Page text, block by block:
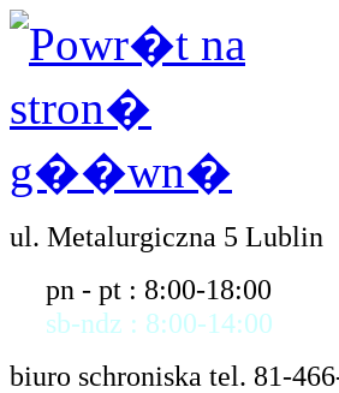
ul. Metalurgiczna 5 Lublin
pn - pt : 8:00-18:00
sb-ndz : 8:00-14:00
biuro schroniska tel. 81-